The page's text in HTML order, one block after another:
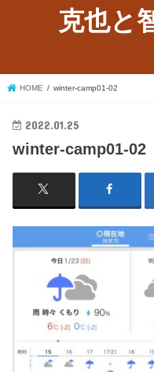
克也と
HOME winter-camp01-02
2022.01.25
winter-camp01-02